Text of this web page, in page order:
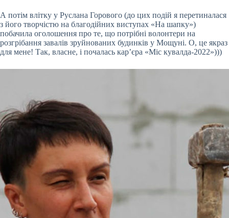
А потім влітку у Руслана Горового (до цих подій я перетиналася
з його творчістю на благодійних виступах «На шапку»)
побачила оголошення про те, що потрібні волонтери на
розгрібання завалів зруйнованих будинків у Мощуні. О, це якраз
для мене! Так, власне, і почалась кар’єра «Міс кувалда-2022»)))